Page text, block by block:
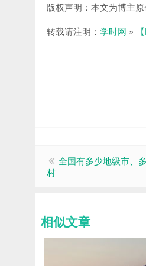
版权声明：本文为博主
转载请注明： 学时网 »
全国有多少地级市、
村
相似文章